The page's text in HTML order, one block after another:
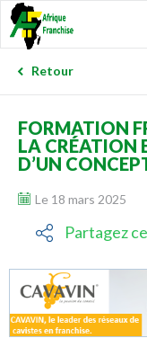
Retour
FORMATION
LA CRÉATION
D’UN
Le 18 mars 2025
Partagez